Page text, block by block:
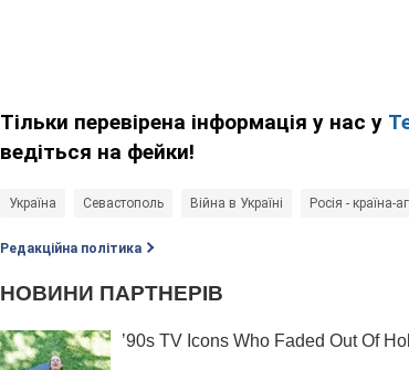
Тільки перевірена інформація у нас у
ведіться на фейки!
Україна Севастополь Війна в Україні Росія - країна-
Редакційна політика